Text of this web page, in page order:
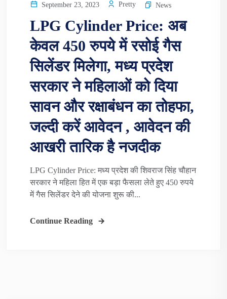
September 23, 2023 Pretty News
LPG Cylinder Price: अब
केवल 450 रुपये में रसोई गैस
सिलेंडर मिलेगा, मध्य प्रदेश
सरकार ने महिलाओं को दिया
सावन और रक्षाबंधन का तोहफा,
जल्दी करें आवेदन , आवेदन की
आखरी तारिक है नजदीक
LPG Cylinder Price: मध्य प्रदेश की शिवराज सिंह चौहान
सरकार ने महिला हित में एक बड़ा फैसला लेते हुए 450 रुपये
में गैस सिलेंडर देने की योजना शुरू की...
Continue Reading